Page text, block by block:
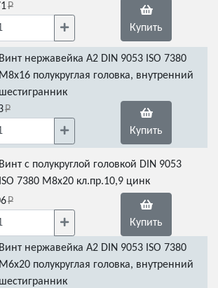
Купить
Винт нержавейка А2 DIN 9053 ISO 7380
М8х16 полукруглая головка, внутренний
шестигранник
Купить
Винт с полукруглой головкой DIN 9053
ISO 7380 М8х20 кл.пр.10,9 цинк
Купить
Винт нержавейка А2 DIN 9053 ISO 7380
М6х20 полукруглая головка, внутренний
шестигранник